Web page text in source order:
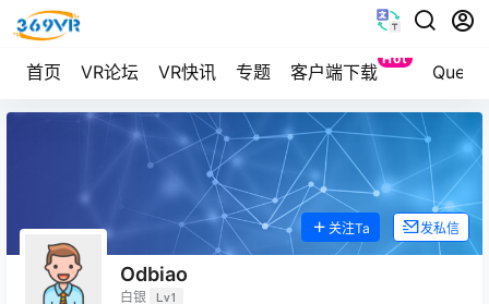
首页 VR论坛 VR快讯 专题 客户端下载
Hot
Quest
Odbiao
白银 Lv1
关注Ta 发私信